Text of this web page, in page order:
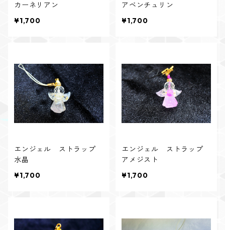
カーネリアン
¥1,700
アベンチュリン
¥1,700
エンジェル ストラップ
水晶
¥1,700
エンジェル ストラップ
アメジスト
¥1,700